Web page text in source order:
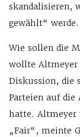
skandalisieren,
gewählt“ werde.
Wie sollen die
wollte Altmeyer
Diskussion, die
Parteien auf die
hatte. Altmeyer
„Fair“, meinte